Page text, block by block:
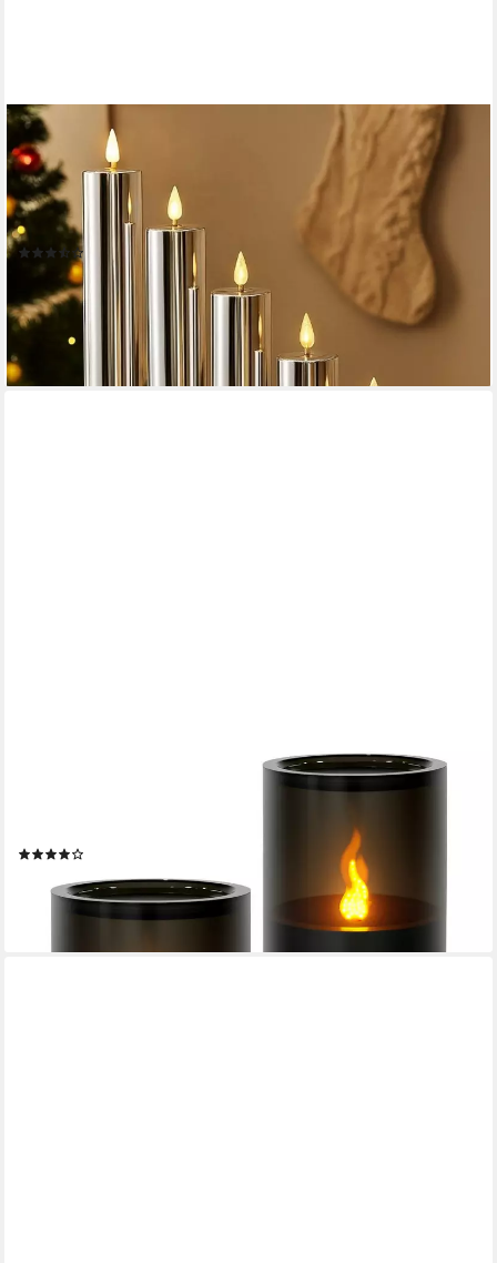
ONLINE-FUCHS
LED-Kerze 5er Set LED Kerzen XL mit 6-Stunden Timer und
Hochglanz Oberfläche (realistische Acrylflamme, in den Farben
Silber, Gold, Rosé, Grün, Rot und Taubenblau), Outdoor geeignet
- Deko für Herbst, Winter und Weihnachten
27,77 € UVP 44,99 €
-38%
lieferbar - in 2-3 Werktagen bei dir
LED-Kerze 2er Set Flammenlose LED Kerzen flackernde
39,99 €
lieferbar - in 4-5 Werktagen bei dir